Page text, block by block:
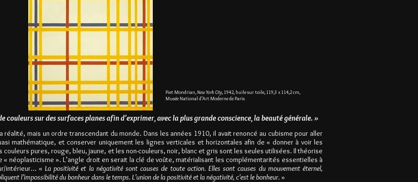
Piet Mondrian,New York City, 1942, huile sur toile, 119,3 x 114,2 cm,
Musée National d’Art Moderne de Paris
couleurs sur des surfaces planes afin d’exprimer, avec la plus grande conscience, la beauté générale. »
réalité, mais un ordre transcendant du monde. Dans les années 1910, il avait renoncé au cubisme pour aller
mathématique, et conserver uniquement les lignes verticales et horizontales afin de « donner à voir les
pures, rouge, bleu, jaune, et les non-couleurs, noir, blanc et gris sont les seules utilisées. Il théorise
néoplasticisme ». L’angle droit en serait la clé de voûte, matérialisant les complémentarités essentielles à
intérieur… « La positivité et la négativité sont causes de toute action. Elles sont causes du mouvement éternel,
l’impossibilité du bonheur dans le temps. L’union de la positivité et la négativité, c’est le bonheur. »